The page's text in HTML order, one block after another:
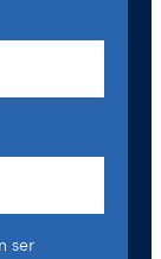
ser